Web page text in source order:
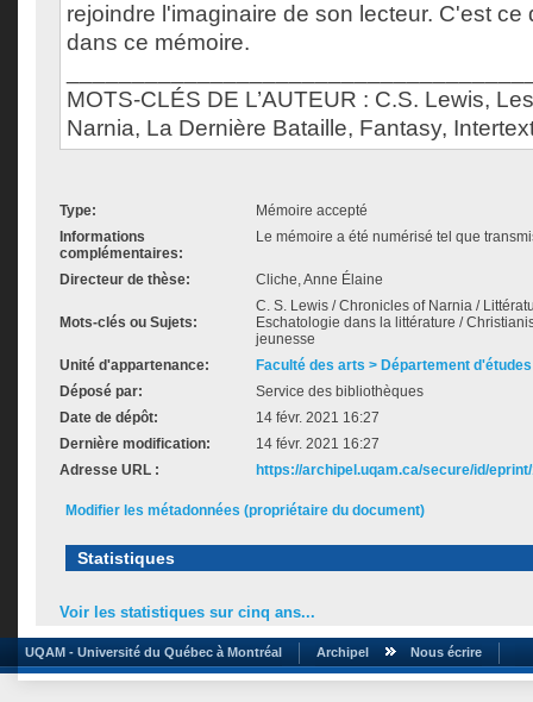
rejoindre l'imaginaire de son lecteur. C'est
dans ce mémoire.
MOTS-CLÉS DE L’AUTEUR : C.S. Lewis,
Narnia, La Dernière Bataille, Fantasy,
Type:
Mémoire accepté
Informations
complémentaires:
Le mémoire a été numérisé tel que
Directeur de thèse: Cliche, Anne Élaine
Mots-clés ou Sujets:
C. S. Lewis / Chronicles of Narnia /
Eschatologie dans la littérature /
jeunesse
Unité d'appartenance:
Faculté des arts > Département
Déposé par:
Service des bibliothèques
Date de dépôt:
14 févr. 2021 16:27
Dernière modification:
14 févr. 2021 16:27
Adresse URL :
https://archipel.uqam.ca/secure/id/
Modifier les métadonnées (propriétaire du document)
Statistiques
Voir les statistiques sur cinq ans...
UQAM - Université du Québec à Montréal Archipel Nous écrire